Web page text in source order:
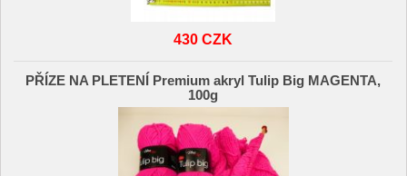
430 CZK
PŘÍZE NA PLETENÍ Premium akryl Tulip Big MAGENTA,
100g